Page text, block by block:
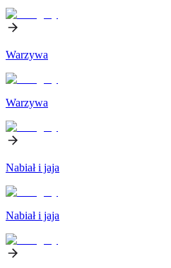
Warzywa
Warzywa
Nabiał i jaja
Nabiał i jaja